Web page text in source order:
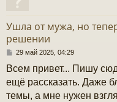
Ушла от мужа, но
решении
С
о
б
щ
е
29 май 2025, 04:29
Всем привет... Пишу
ещё рассказать. Даже
темы, а мне нужен